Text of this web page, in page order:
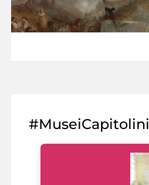
#MuseiCapitolini